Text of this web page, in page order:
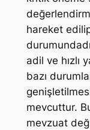
hareket
adil ve hızlı
bazı
mevcuttur.
mevzuat